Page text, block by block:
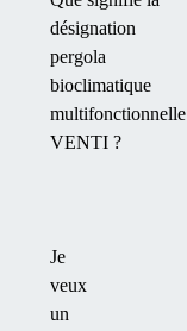
désignation
pergola
bioclimatique
multifonctionnelle
VENTI ?
Je
veux
un